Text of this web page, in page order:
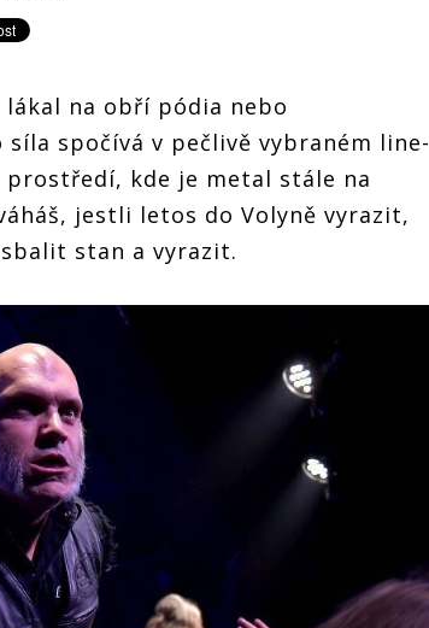
na obří pódia nebo
síla spočívá v pečlivě vybraném line-
kde je metal stále na
jestli letos do Volyně vyrazit,
stan a vyrazit.